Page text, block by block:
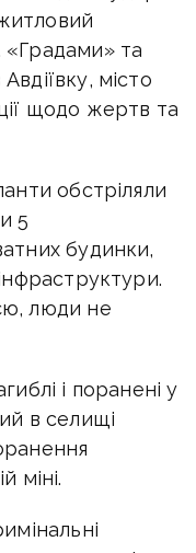
«Градами» та
місто
щодо жертв та
обстріляли
5
будинки,
люди не
і поранені у
в селищі
міні.